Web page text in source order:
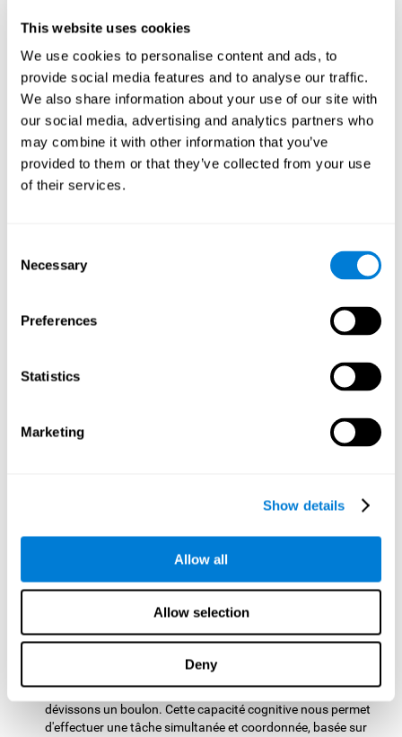
This website uses cookies
We use cookies to personalise content and ads, to
provide social media features and to analyse our traffic.
We also share information about your use of our site with
our social media, advertising and analytics partners who
may combine it with other information that you’ve
provided to them or that they’ve collected from your use
of their services.
Selection
Necessary
Preferences
Statistics
Marketing
Show details
Allow all
Allow selection
Deny
Flexibilité cognitive:Pour progresser dans ce jeu mental, nous
devrons nous adapter au changement de stimulus cible et
chercher le prochain. En pratiquant cet exercice, nous
stimulons et renforçons notre capacité de flexibilité mentale.
L'amélioration de cette capacité cognitive peut nous aider à
réagir avec plus de souplesse dans des situations
inattendues, par exemple lorsque nous découvrons que le
supermarché est fermé et que nous devons penser à une
alternative, ou lorsqu'une route est coupée et que nous
devons trouver un autre moyen pour atteindre le lieu
Les autres capacités cognitives
pertinentes sont :
Pour accéder aux niveaux supérieurs de ce
parmi tous les stimuli présents, ce qui nécessitera notre
balayage visuel. La pratique de ce jeu nous permet de
capacité cognitive est fondamentale pour notre vie
quotidienne, car elle peut nous aider à détecter rapidement et
la route, une connaissance dans la foule, ou un texte
nous devrons diriger rapidement et précisément la souris
vers chacun des stimuli cibles. En pratiquant ce jeu
notre coordination oculo-motrice. L'amélioration de cette
capacité cognitive est utile pour optimiser notre dextérité
dans les activités où nous utilisons nos mains. Par exemple,
lorsque nous écrivons, conduisons, faisons du sport ou
même lorsque nous ouvrons une boîte de conserve, ou
dévissons un boulon. Cette capacité cognitive nous permet
d'effectuer une tâche simultanée et coordonnée, basée sur